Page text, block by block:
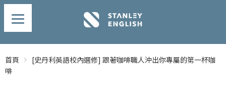
首頁
[史丹利英語校內選修] 跟著咖啡職人沖出你專屬的第一杯咖
啡